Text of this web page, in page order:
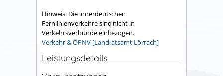
Hinweis: Die innerdeutschen
Fernlinienverkehre sind nicht in
Verkehrsverbünde einbezogen.
Verkehr & ÖPNV [Landratsamt Lörrach]
Leistungsdetails